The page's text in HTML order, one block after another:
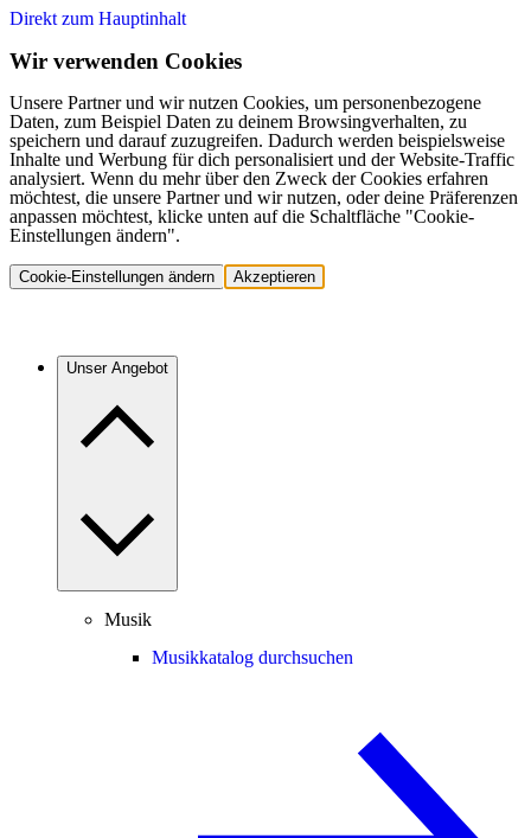
Direkt zum Hauptinhalt
Wir verwenden Cookies
Unsere Partner und wir nutzen Cookies, um personenbezogene
Daten, zum Beispiel Daten zu deinem Browsingverhalten, zu
speichern und darauf zuzugreifen. Dadurch werden beispielsweise
Inhalte und Werbung für dich personalisiert und der Website-Traffic
analysiert. Wenn du mehr über den Zweck der Cookies erfahren
möchtest, die unsere Partner und wir nutzen, oder deine Präferenzen
anpassen möchtest, klicke unten auf die Schaltfläche "Cookie-
Einstellungen ändern".
Cookie-Einstellungen ändern Akzeptieren
Unser Angebot
Musik
Musikkatalog durchsuchen